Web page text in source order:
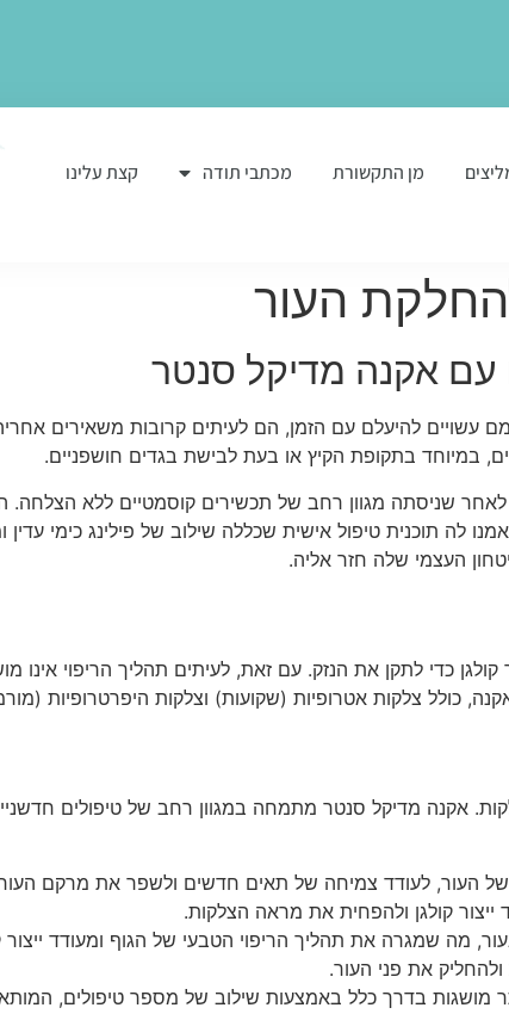
מן התקשורת מכתבי תודה
קצת עלינו
העור
עם אקנה מדיקל סנטר
עשויים להיעלם עם הזמן, הם לעיתים קרובות משאירים
במיוחד בתקופת הקיץ או בעת לבישת בגדים חושפניים.
שניסתה מגוון רחב של תכשירים קוסמטיים ללא הצלחה.
לה תוכנית טיפול אישית שכללה שילוב של פילינג כימי עדין
העצמי שלה חזר אליה.
כדי לתקן את הנזק. עם זאת, לעיתים תהליך הריפוי אינו
כולל צלקות אטרופיות (שקועות) וצלקות היפרטרופיות
אקנה מדיקל סנטר מתמחה במגוון רחב של טיפולים
של העור, לעודד צמיחה של תאים חדשים ולשפר את מרקם
ייצור קולגן ולהפחית את מראה הצלקות.
מה שמגרה את תהליך הריפוי הטבעי של הגוף ומעודד ייצור
את פני העור.
מושגות בדרך כלל באמצעות שילוב של מספר טיפולים,